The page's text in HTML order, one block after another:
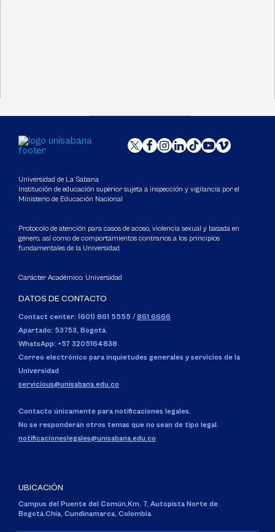
Universidad de La Sabana
Institución de educación superior sujeta a inspección y vigilancia por el
Ministerio de Educación Nacional
Protocolo de atención para casos de acoso, violencia sexual y basada en
género, así como de comportamientos contrarios a los principios
fundamentales de la Universidad
Carácter Académico: Universidad
DATOS DE CONTACTO
Contact center: (601) 861 5555 / 861 6666
Apartado: 53753, Bogotá.
WhatsApp: +57 3205164838
Correo electrónico para inquietudes generales y servicios de la
Universidad
servicious@unisabana.edu.co
Contacto únicamente para notificaciones legales.
No se responderán otros temas que no sean de tipo legal.
notificacioneslegales@unisabana.edu.co
UBICACIÓN
Campus del Puente del Común,Km. 7, Autopista Norte de
Bogotá.Chía, Cundinamarca, Colombia.